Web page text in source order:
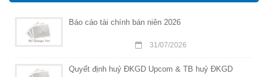
Báo cáo tài chính bán niên 2026
31/07/2026
Quyết định huỷ ĐKGD Upcom & TB huỷ ĐKGD